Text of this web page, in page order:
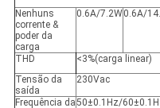
Nenhuns
corrente &
poder da
carga
0.6A/7.2W0.6A/
THD <3%(carga linear)
Tensão da
saída
230Vac
Frequência da50±0.1Hz/